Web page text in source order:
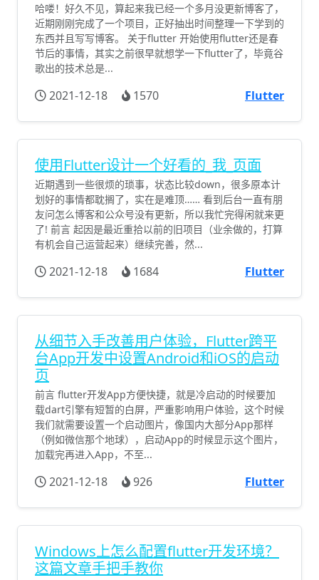
哈喽！好久不见，算起来我已经一个多月没更新博客了，
近期刚刚完成了一个项目，正好抽出时间整理一下学到的
东西并且写写博客。 关于flutter 开始使用flutter还是春
节后的事情，其实之前很早就想学一下flutter了，毕竟谷
歌出的技术总是...
2021-12-18 1570 Flutter
使用Flutter设计一个好看的_我_页面
近期遇到一些很烦的琐事，状态比较down，很多原本计
划好的事情都耽搁了，实在是难顶…… 看到后台一直有朋
友问怎么博客和公众号没有更新，所以我忙完得闲就来更
了! 前言 起因是最近重拾以前的旧项目（业余做的，打算
有机会自己运营起来）继续完善，然...
2021-12-18 1684 Flutter
从细节入手改善用户体验，Flutter跨平
台App开发中设置Android和iOS的启动
页
前言 flutter开发App方便快捷，就是冷启动的时候要加
载dart引擎有短暂的白屏，严重影响用户体验，这个时候
我们就需要设置一个启动图片，像国内大部分App那样
（例如微信那个地球），启动App的时候显示这个图片，
加载完再进入App，不至...
2021-12-18 926 Flutter
Windows上怎么配置flutter开发环境？
这篇文章手把手教你